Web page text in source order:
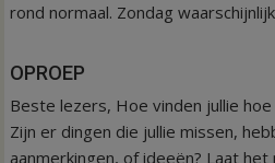
rond normaal. Zondag
OPROEP
Beste lezers, Hoe vinden jullie
Zijn er dingen die jullie missen,
aanmerkingen, of ideeën? Laat